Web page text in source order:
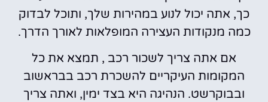
כך, אתה יכול לנוע במהירות שלך, ותוכל לבדוק
כמה מנקודות העצירה המופלאות לאורך הדרך.
אם אתה צריך לשכור רכב , תמצא את כל
המקומות העיקריים להשכרת רכב בבראשוב
ובבוקרשט. הנהיגה היא בצד ימין, ואתה צריך